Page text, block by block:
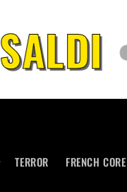
SALDI •
TERROR FRENCH CORE